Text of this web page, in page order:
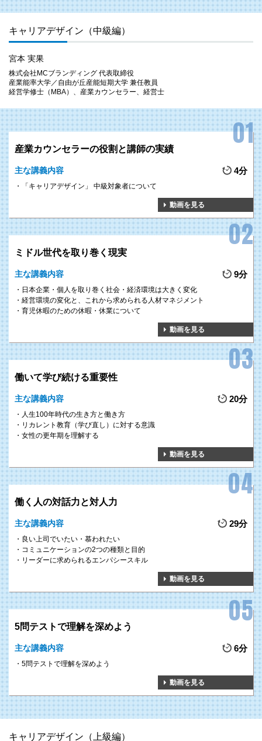
で、組織全体として 様々な働き方を導入・浸透 することができます。
キャリアデザイン（中級編）
宮本 実果
株式会社MCブランディング 代表取締役
産業能率大学／自由が丘産能短期大学 兼任教員
経営学修士（MBA）、産業カウンセラー、経営士
産業カウンセラーの役割と講師の実績
主な講義内容 4分
「キャリアデザイン」 中級対象者について
動画を見る
ミドル世代を取り巻く現実
主な講義内容 9分
日本企業・個人を取り巻く社会・経済環境は大きく変化
経営環境の変化と、これから求められる人材マネジメント
育児休暇のための休暇・休業について
動画を見る
働いて学び続ける重要性
主な講義内容 20分
人生100年時代の生き方と働き方
リカレント教育（学び直し）に対する意識
女性の更年期を理解する
動画を見る
働く人の対話力と対人力
主な講義内容 29分
良い上司でいたい・慕われたい
コミュニケーションの2つの種類と目的
リーダーに求められるエンパシースキル
動画を見る
5問テストで理解を深めよう
主な講義内容 6分
5問テストで理解を深めよう
動画を見る
キャリアデザイン（上級編）